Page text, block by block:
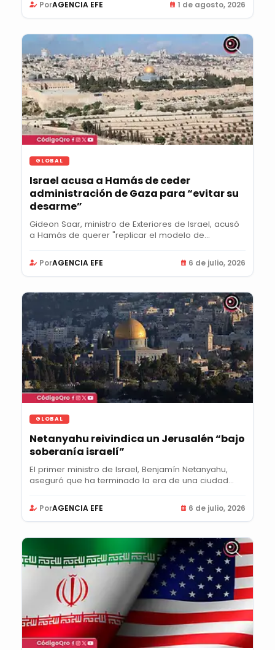
PorAGENCIA EFE 1 de agosto, 2026
GLOBAL
Israel acusa a Hamás de ceder
administración de Gaza para “evitar su
desarme”
Gideon Saar, ministro de Exteriores de Israel, acusó
a Hamás de querer "replicar el modelo de...
PorAGENCIA EFE 6 de julio, 2026
GLOBAL
Netanyahu reivindica un Jerusalén “bajo
soberanía israelí”
El primer ministro de Israel, Benjamín Netanyahu,
aseguró que ha terminado la era de una ciudad
PorAGENCIA EFE 6 de julio, 2026